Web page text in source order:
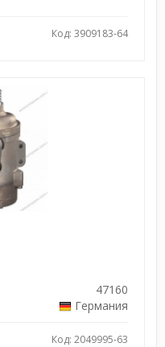
Код: 3909183-64
47160
Германия
Код: 2049995-63